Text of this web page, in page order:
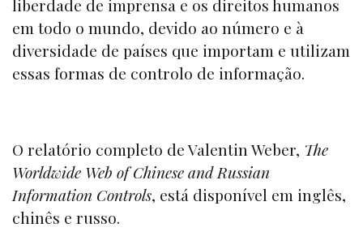
liberdade de imprensa e os direitos humanos
em todo o mundo, devido ao número e à
diversidade de países que importam e utilizam
essas formas de controlo de informação.
O relatório completo de Valentin Weber, The
Worldwide Web of Chinese and Russian
Information Controls, está disponível em inglês,
chinês e russo.